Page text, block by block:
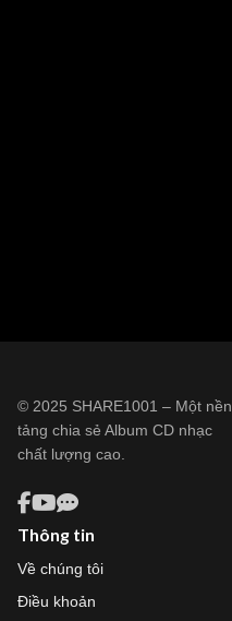
© 2025 SHARE1001 – Một nền
tảng chia sẻ Album CD nhạc
chất lượng cao.
Thông tin
Về chúng tôi
Điều khoản